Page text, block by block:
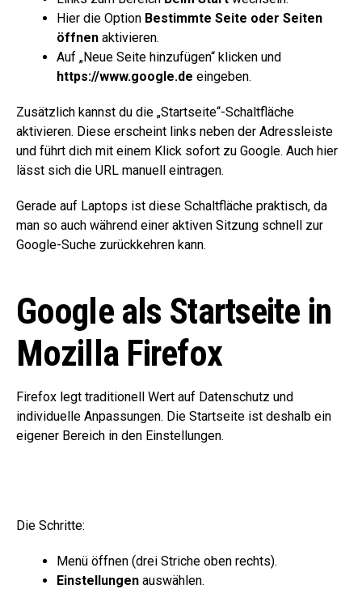
Hier die Option Bestimmte Seite oder Seiten
öffnen aktivieren.
Auf „Neue Seite hinzufügen“ klicken und
https://www.google.de eingeben.
Zusätzlich kannst du die „Startseite“-Schaltfläche
aktivieren. Diese erscheint links neben der Adressleiste
und führt dich mit einem Klick sofort zu Google. Auch hier
lässt sich die URL manuell eintragen.
Gerade auf Laptops ist diese Schaltfläche praktisch, da
man so auch während einer aktiven Sitzung schnell zur
Google-Suche zurückkehren kann.
Google als Startseite in
Mozilla Firefox
Firefox legt traditionell Wert auf Datenschutz und
individuelle Anpassungen. Die Startseite ist deshalb ein
eigener Bereich in den Einstellungen.
Die Schritte:
Menü öffnen (drei Striche oben rechts).
Einstellungen auswählen.